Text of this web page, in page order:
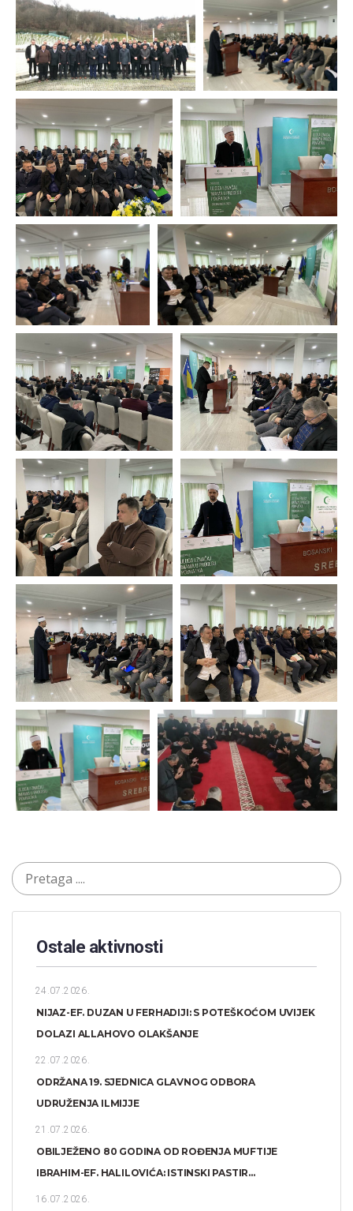
Ostale aktivnosti
24.07.2026.
NIJAZ-EF. DUZAN U FERHADIJI: S POTEŠKOĆOM UVIJEK
DOLAZI ALLAHOVO OLAKŠANJE
22.07.2026.
ODRŽANA 19. SJEDNICA GLAVNOG ODBORA
UDRUŽENJA ILMIJJE
21.07.2026.
OBILJEŽENO 80 GODINA OD ROĐENJA MUFTIJE
IBRAHIM-EF. HALILOVIĆA: ISTINSKI PASTIR...
16.07.2026.